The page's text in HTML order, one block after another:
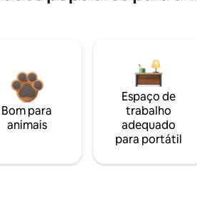
Bom para
animais
Espaço de
trabalho
adequado
para portátil